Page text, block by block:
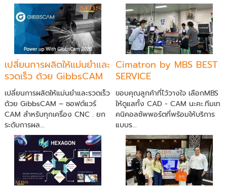
เปลี่ยนการผลิตให้แม่นยำและ
รวดเร็ว ด้วย GibbsCAM
– ซอฟต์แวร์ CAM สำหรับ
ทุกเครื่อง CNC
เปลี่ยนการผลิตให้แม่นยำและรวดเร็ว
ด้วย GibbsCAM – ซอฟต์แวร์
CAM สำหรับทุกเครื่อง CNC . ยก
ระดับการผล...
Cimatron by MBS BEST
SERVICE
ขอบคุณลูกค้าที่ไว้วางใจ เลือกMBS
ให้ดูแลทั้ง CAD - CAM นะคะ.ทีมเท
คนิคอลซัพพอร์ตที่พร้อมให้บริการ
แบบร...